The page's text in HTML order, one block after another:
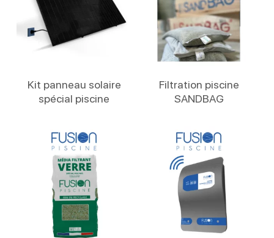
Kit panneau solaire
spécial piscine
Filtration piscine
SANDBAG